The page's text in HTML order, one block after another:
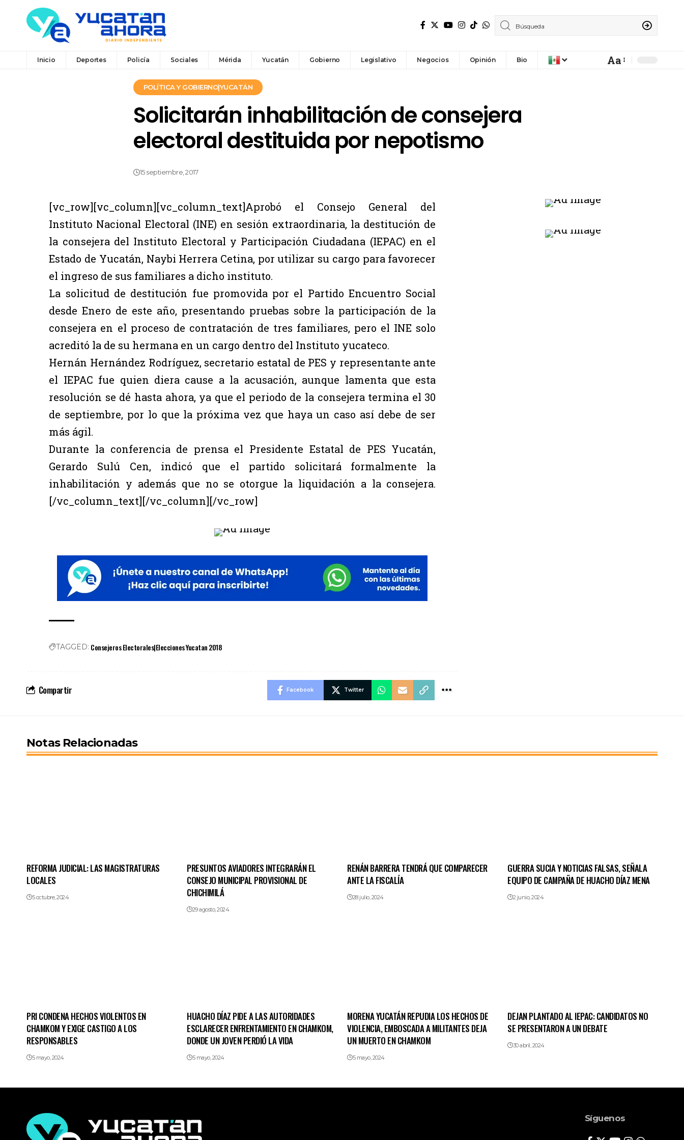
Inicio Deportes Policía Sociales Mérida Yucatán Gobierno Legislativo Negocios Opinión Bio Aa
POLÍTICA Y GOBIERNO|YUCATÁN
Solicitarán inhabilitación de consejera
electoral destituida por nepotismo
15 septiembre, 2017
[vc_row][vc_column][vc_column_text]Aprobó el Consejo General del
Instituto Nacional Electoral (INE) en sesión extraordinaria, la destitución de
la consejera del Instituto Electoral y Participación Ciudadana (IEPAC) en el
Estado de Yucatán, Naybi Herrera Cetina, por utilizar su cargo para favorecer
el ingreso de sus familiares a dicho instituto.
La solicitud de destitución fue promovida por el Partido Encuentro Social
desde Enero de este año, presentando pruebas sobre la participación de la
consejera en el proceso de contratación de tres familiares, pero el INE solo
acreditó la de su hermana en un cargo dentro del Instituto yucateco.
Hernán Hernández Rodríguez, secretario estatal de PES y representante ante
el IEPAC fue quien diera cause a la acusación, aunque lamenta que esta
resolución se dé hasta ahora, ya que el periodo de la consejera termina el 30
de septiembre, por lo que la próxima vez que haya un caso así debe de ser
más ágil.
Durante la conferencia de prensa el Presidente Estatal de PES Yucatán,
Gerardo Sulú Cen, indicó que el partido solicitará formalmente la
inhabilitación y además que no se otorgue la liquidación a la consejera.
[/vc_column_text][/vc_column][/vc_row]
TAGGED: Consejeros Electorales|Elecciones Yucatan 2018
Compartir Facebook Twitter
Notas Relacionadas
REFORMA JUDICIAL: LAS MAGISTRATURAS
LOCALES
5 octubre, 2024
PRESUNTOS AVIADORES INTEGRARÁN EL
CONSEJO MUNICIPAL PROVISIONAL DE
CHICHIMILÁ
29 agosto, 2024
RENÁN BARRERA TENDRÁ QUE COMPARECER
ANTE LA FISCALÍA
28 julio, 2024
GUERRA SUCIA Y NOTICIAS FALSAS, SEÑALA
EQUIPO DE CAMPAÑA DE HUACHO DÍAZ MENA
2 junio, 2024
PRI CONDENA HECHOS VIOLENTOS EN
CHAMKOM Y EXIGE CASTIGO A LOS
RESPONSABLES
5 mayo, 2024
HUACHO DÍAZ PIDE A LAS AUTORIDADES
ESCLARECER ENFRENTAMIENTO EN CHAMKOM,
DONDE UN JOVEN PERDIÓ LA VIDA
5 mayo, 2024
MORENA YUCATÁN REPUDIA LOS HECHOS DE
VIOLENCIA, EMBOSCADA A MILITANTES DEJA
UN MUERTO EN CHAMKOM
5 mayo, 2024
DEJAN PLANTADO AL IEPAC: CANDIDATOS NO
SE PRESENTARON A UN DEBATE
30 abril, 2024
Síguenos